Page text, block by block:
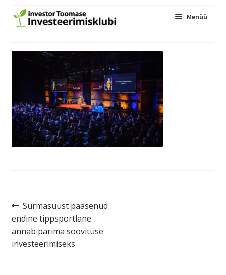
Menüü
Üritused
InvesteerimisFestival
Liitu
Navigeerimine
Eelmine
postitus:
Surmasuust pääsenud
endine tippsportlane
annab parima soovituse
investeerimiseks